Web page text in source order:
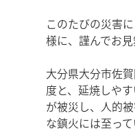
このたびの災害
様に、謹んでお見
大分県大分市佐
度と、延焼しや
が被災し、人的
な鎮火には至って